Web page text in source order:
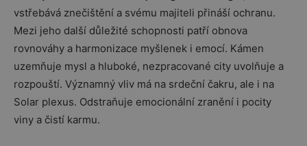
vstřebává znečištění a svému majiteli přináší ochranu.
Mezi jeho další důležité schopnosti patří obnova
rovnováhy a harmonizace myšlenek i emocí. Kámen
uzemňuje mysl a hluboké, nezpracované city uvolňuje a
rozpouští. Významný vliv má na srdeční čakru, ale i na
Solar plexus. Odstraňuje emocionální zranění i pocity
viny a čistí karmu.